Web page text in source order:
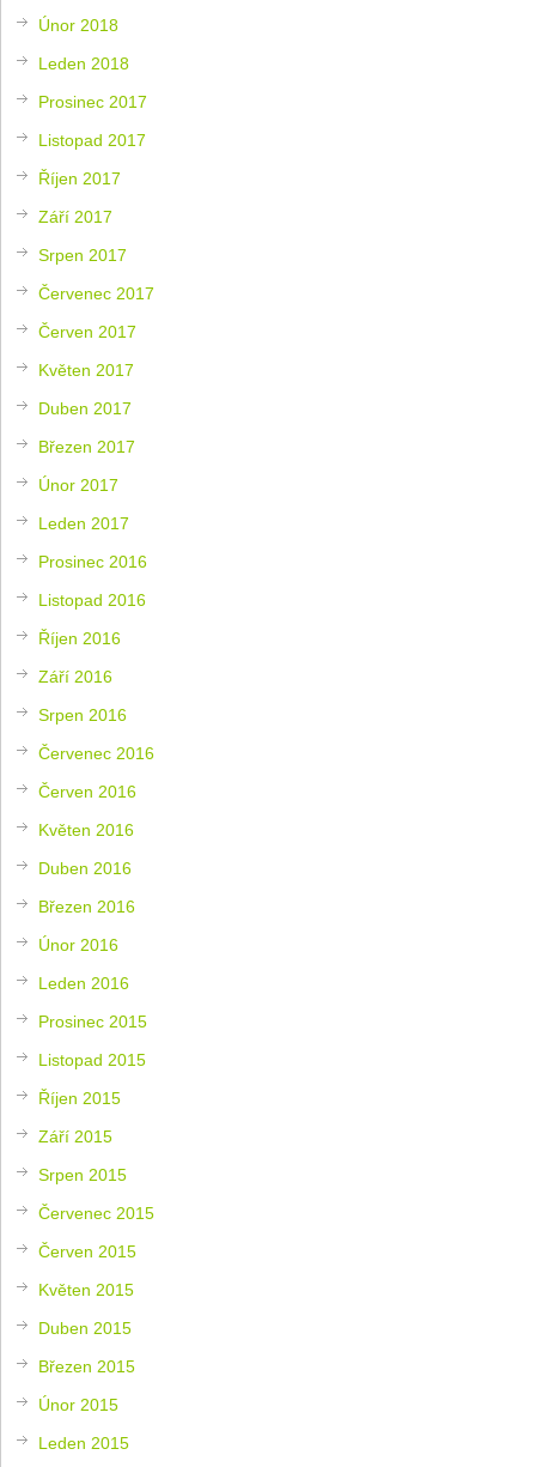
Únor 2018
Leden 2018
Prosinec 2017
Listopad 2017
Říjen 2017
Září 2017
Srpen 2017
Červenec 2017
Červen 2017
Květen 2017
Duben 2017
Březen 2017
Únor 2017
Leden 2017
Prosinec 2016
Listopad 2016
Říjen 2016
Září 2016
Srpen 2016
Červenec 2016
Červen 2016
Květen 2016
Duben 2016
Březen 2016
Únor 2016
Leden 2016
Prosinec 2015
Listopad 2015
Říjen 2015
Září 2015
Srpen 2015
Červenec 2015
Červen 2015
Květen 2015
Duben 2015
Březen 2015
Únor 2015
Leden 2015